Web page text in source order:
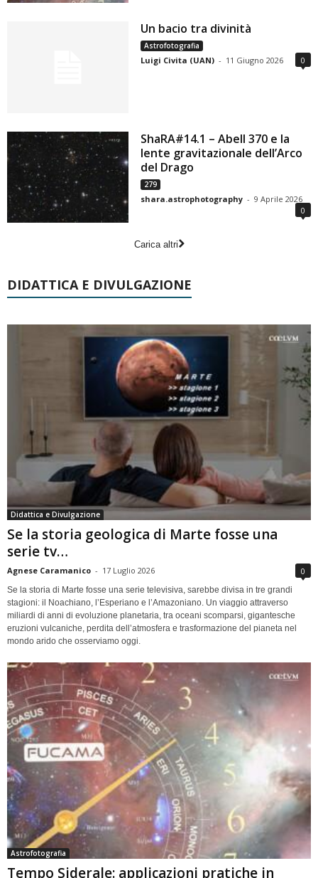
Un bacio tra divinità
Astrofotografia
Luigi Civita (UAN) - 11 Giugno 2026 0
ShaRA#14.1 – Abell 370 e la
lente gravitazionale dell’Arco
del Drago
279
shara.astrophotography - 9 Aprile 2026
0
Carica altri
DIDATTICA E DIVULGAZIONE
Didattica e Divulgazione
Se la storia geologica di Marte fosse una
serie tv…
Agnese Caramanico - 17 Luglio 2026 0
Se la storia di Marte fosse una serie televisiva, sarebbe divisa in tre grandi
stagioni: il Noachiano, l’Esperiano e l’Amazoniano. Un viaggio attraverso
miliardi di anni di evoluzione planetaria, tra oceani scomparsi, gigantesche
eruzioni vulcaniche, perdita dell’atmosfera e trasformazione del pianeta nel
mondo arido che osserviamo oggi.
Astrofotografia
Tempo Siderale: applicazioni pratiche in